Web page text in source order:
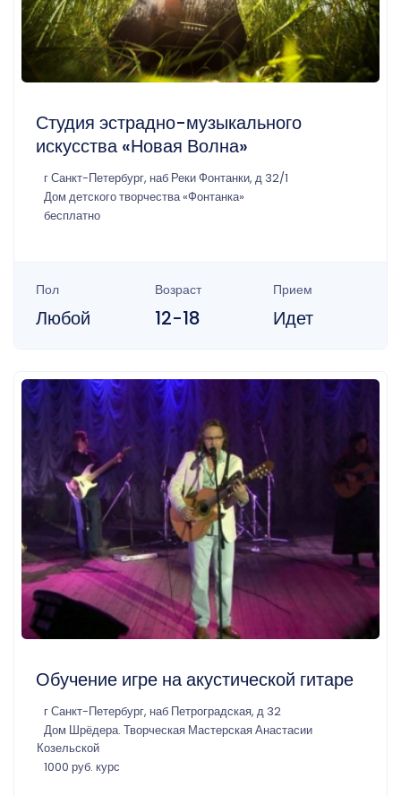
Студия эстрадно-музыкального
искусства «Новая Волна»
г Санкт-Петербург, наб Реки Фонтанки, д 32/1
Дом детского творчества «Фонтанка»
бесплатно
Пол
Любой
Возраст
12-18
Прием
Идет
Обучение игре на акустической гитаре
г Санкт-Петербург, наб Петроградская, д 32
Дом Шрёдера. Творческая Мастерская Анастасии
Козельской
1000 руб. курс